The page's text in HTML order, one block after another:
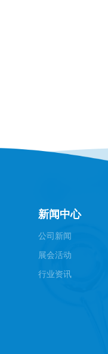
新闻中心
公司新闻
展会活动
行业资讯